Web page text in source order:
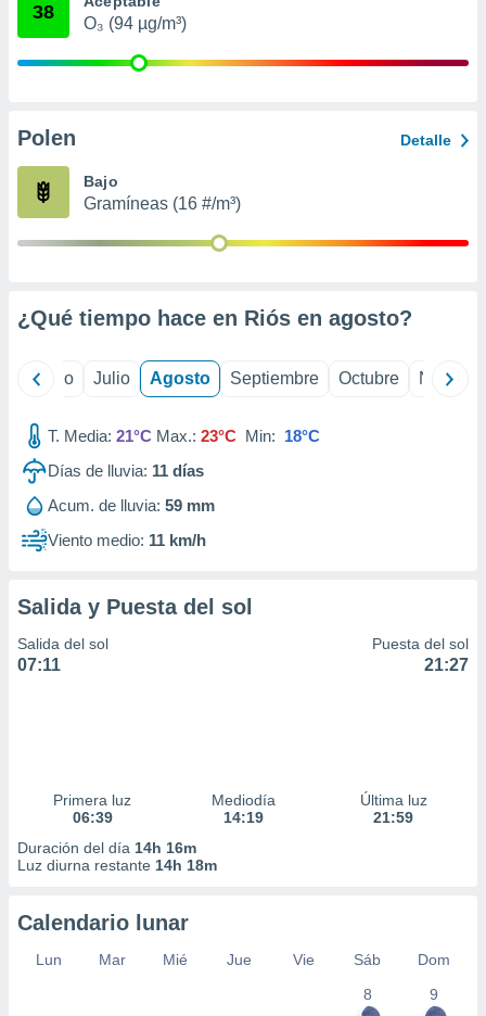
publicidad
de
1199
38
O₃ (94 µg/m³)
Polen Detalle
Bajo
Gramíneas (16 #/m³)
¿Qué tiempo hace en Riós en agosto?
Junio Julio Agosto Septiembre Octubre
T. Media: 21°C Max.: 23°C Min: 18°C
Días de lluvia: 11 días
Acum. de lluvia: 59 mm
Viento medio: 11 km/h
Salida y Puesta del sol
Salida del sol
07:11
Puesta del sol
21:27
Primera luz
06:39
Mediodía
14:19
Última luz
21:59
Duración del día 14h 16m
Luz diurna restante 14h 18m
Calendario lunar
Lun Mar Mié Jue Vie Sáb
Dom
8
9